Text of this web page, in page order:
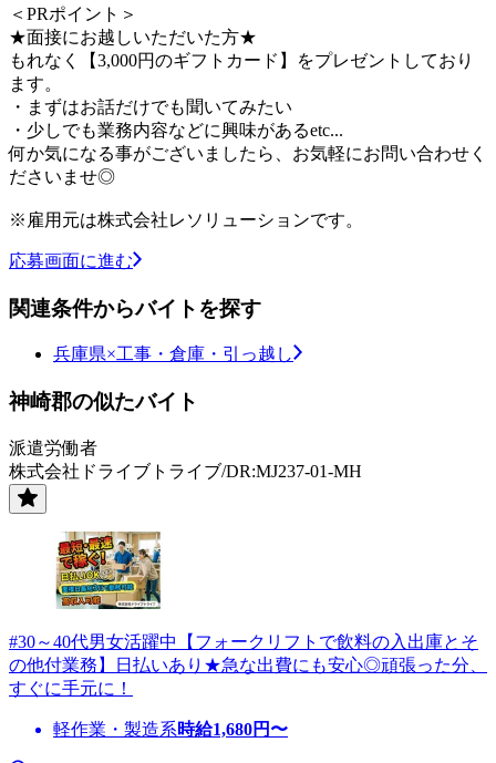
＜PRポイント＞
★面接にお越しいただいた方★
もれなく【3,000円のギフトカード】をプレゼントしており
ます。
・まずはお話だけでも聞いてみたい
・少しでも業務内容などに興味があるetc...
何か気になる事がございましたら、お気軽にお問い合わせく
ださいませ◎
※雇用元は株式会社レソリューションです。
応募画面に進む
関連条件からバイトを探す
兵庫県×工事・倉庫・引っ越し
神崎郡の似たバイト
派遣労働者
株式会社ドライブトライブ/DR:MJ237-01-MH
#30～40代男女活躍中【フォークリフトで飲料の入出庫とそ
の他付業務】日払いあり★急な出費にも安心◎頑張った分、
すぐに手元に！
軽作業・製造系時給1,680円〜